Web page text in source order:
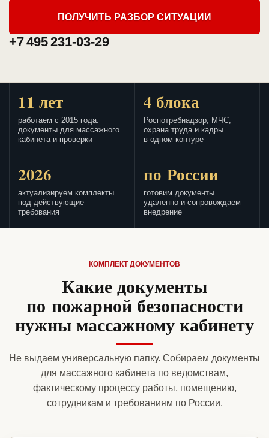
ПОЛУЧИТЬ РАЗБОР СИТУАЦИИ
+7 495 231-03-29
11 лет
работаем с 2015 года:
документы для массажного
кабинета и проверки
4 блока
Роспотребнадзор, МЧС,
охрана труда и кадры
в одном контуре
2026
актуализируем комплекты
под действующие
требования
по России
готовим документы
удаленно и сопровождаем
внедрение
КОМПЛЕКТ ДОКУМЕНТОВ
Какие документы
по пожарной безопасности
нужны массажному кабинету
Не выдаем универсальную папку. Собираем документы
для массажного кабинета по ведомствам,
фактическому процессу работы, помещению,
сотрудникам и требованиям по России.